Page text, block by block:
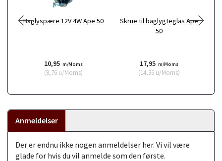
Baglyspære 12V 4W Ape 50
10,95 m/Moms
(8,76u/Moms)
Skrue til baglygteglas Ape
50
17,95 m/Moms
(14,36u/Moms)
Anmeldelser
Der er endnu ikke nogen anmeldelser her. Vi vil være
glade for hvis du vil anmelde som den første.